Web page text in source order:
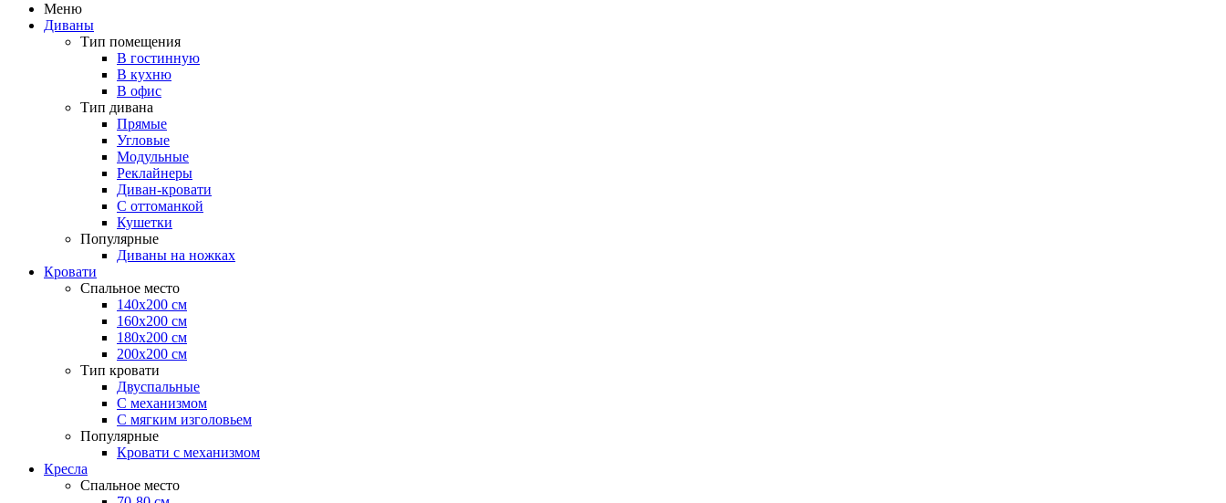
Меню
Диваны
Тип помещения
В гостинную
В кухню
В офис
Тип дивана
Прямые
Угловые
Модульные
Реклайнеры
Диван-кровати
С оттоманкой
Кушетки
Популярные
Диваны на ножках
Кровати
Спальное место
140х200 см
160х200 см
180х200 см
200х200 см
Тип кровати
Двуспальные
С механизмом
С мягким изголовьем
Популярные
Кровати с механизмом
Кресла
Спальное место